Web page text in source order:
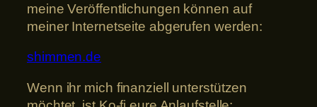
meine Veröffentlichungen können auf
meiner Internetseite abgerufen werden:
shimmen.de
Wenn ihr mich finanziell unterstützen